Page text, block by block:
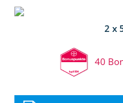
2 x
40